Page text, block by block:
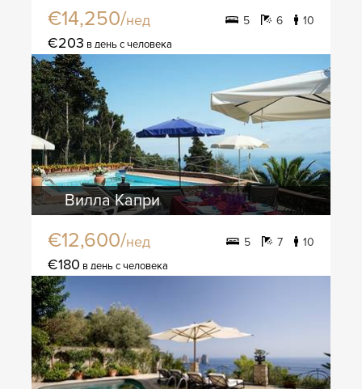
€14,250/нед 5 6 10
€203 в день с человека
Вилла Капри
€12,600/нед 5 7 10
€180 в день с человека